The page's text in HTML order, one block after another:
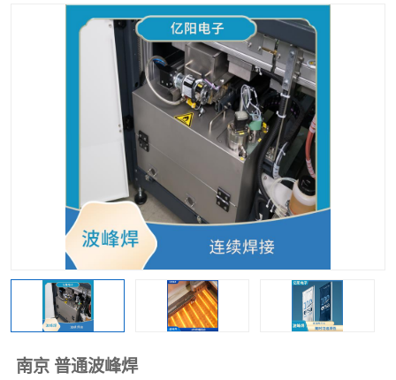
南京 普通波峰焊
自动X射线检测机TR7600 组装电路板测试机
TR5001
自动光学检测TR7710 XS全自动高速贴片机
TX 全自动高速贴片机